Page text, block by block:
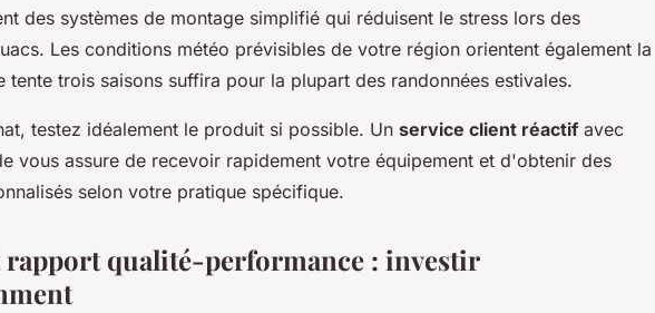
des systèmes de montage simplifié qui réduisent le stress lors des
Les conditions météo prévisibles de votre région orientent également la
tente trois saisons suffira pour la plupart des randonnées estivales.
testez idéalement le produit si possible. Un service client réactif avec
vous assure de recevoir rapidement votre équipement et d'obtenir des
selon votre pratique spécifique.
rapport qualité-performance : investir